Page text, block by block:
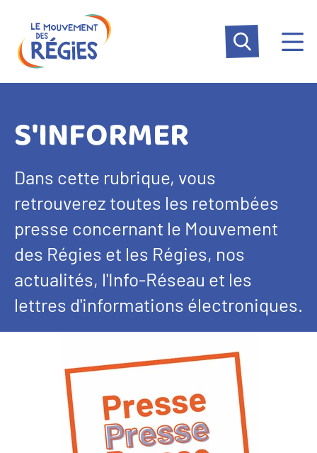
contenu
principal
S'INFORMER
Dans cette rubrique, vous
retrouverez toutes les retombées
presse concernant le Mouvement
des Régies et les Régies, nos
actualités, l'Info-Réseau et les
lettres d'informations électroniques.